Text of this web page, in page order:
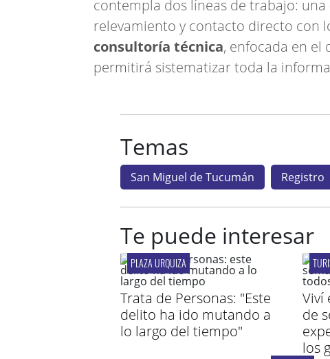
contempla dos líneas de trabajo: una
relevamiento y contacto directo con
consultoría técnica, enfocada en
permitirá sistematizar toda la
Temas
San Miguel de Tucumán Registro
Te puede interesar
PLAZA URQUIZA
Trata de Personas: "Este
delito ha ido mutando a
lo largo del tiempo"
Viví
de
los